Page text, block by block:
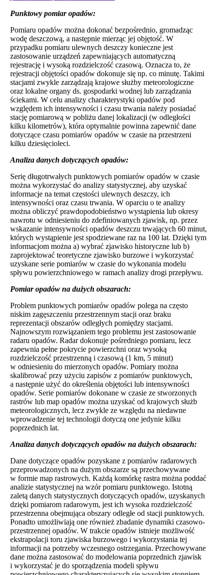
Punktowy pomiar opadów:
Pomiaru opadów można dokonać bezpośrednio, gromadząc
wodę deszczową, a następnie mierząc jej objętość. W
przypadku pomiaru ulewnych deszczy konieczne jest
zastosowanie urządzeń zapewniających automatyczną
rejestrację i wysoką rozdzielczość czasową. Oznacza to, że
rejestracji objętości opadów dokonuje się np. co minutę. Takimi
stacjami zwykle zarządzają krajowe służby meteorologiczne
oraz lokalne organy ds. gospodarki wodnej lub zarządzania
ściekami. W celu analizy charakterystyki opadów pod
względem ich intensywności i czasu trwania należy posiadać
stację pomiarową w pobliżu danej lokalizacji (w odległości
kilku kilometrów), która optymalnie powinna zapewnić dane
dotyczące czasu pomiarów opadów w czasie na przestrzeni
kilku dziesięcioleci.
Analiza danych dotyczących opadów:
Serię długotrwałych punktowych pomiarów opadów w czasie
można wykorzystać do analizy statystycznej, aby uzyskać
informacje na temat częstości ulewnych deszczy, ich
intensywności oraz czasu trwania. W oparciu o te analizy
można obliczyć prawdopodobieństwo wystąpienia lub okresy
nawrotu w odniesieniu do zdefiniowanych zjawisk, np. przez
wskazanie intensywności opadów deszczu trwających 60 minut,
których wystąpienie jest spodziewane raz na 100 lat. Dzięki tym
informacjom można a) wybrać zjawisko historyczne lub b)
zaprojektować teoretyczne zjawisko burzowe i wykorzystać
uzyskane serie pomiarów w czasie do wykonania modelu
spływu powierzchniowego w ramach analizy drogi przepływu.
Pomiar opadów na dużych obszarach:
Problem punktowych pomiarów opadów polega na często
niskim zagęszczeniu przestrzennym stacji oraz braku
reprezentacji obszarów odległych pomiędzy stacjami.
Najnowszym rozwiązaniem tego problemu jest zastosowanie
radaru opadów. Radar dokonuje pośredniego pomiaru, lecz
zapewnia pełne pokrycie powierzchni oraz wysoką
rozdzielczość przestrzenną i czasową (1 km, 5 minut)
w odniesieniu do mierzonych opadów. Pomiary można
skalibrować przy użyciu zapisów z pomiarów punktowych,
a następnie użyć do określenia objętości lub intensywności
opadów. Serie pomiarów dokonane w czasie ze stworzonych
rastrów lub map opadów można uzyskać od krajowych służb
meteorologicznych, lecz zwykle ze względu na niedawne
wprowadzenie tej technologii dotyczą one jedynie kilku
poprzednich lat.
Analiza danych dotyczących opadów na dużych obszarach:
Dane dotyczące opadów pozyskane z pomiarów radarowych
przeprowadzonych na dużym obszarze są przechowywane
w formie map rastrowych. Każdą komórkę rastra można poddać
analizie statystycznej na wzór pomiaru punktowego. Istotną
zaletą danych statystycznych dotyczących opadów, uzyskanych
dzięki pomiarom radarowym, jest ich wysoka rozdzielczość
przestrzenna obejmująca obszary odległe od stacji punktowych.
Ponadto umożliwiają one również zbadanie dynamiki czasowo-
przestrzennej opadów. W trakcie opadów istnieje możliwość
ekstrapolacji toru zjawiska burzowego i wykorzystania tej
informacji na potrzeby wczesnego ostrzegania. Przechowywane
dane można zastosować do modelowania poprzednich zjawisk
i wykorzystać je do sporządzenia modeli spływu